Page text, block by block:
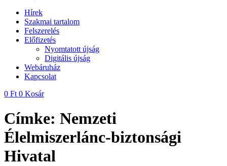
Hírek
Szakmai tartalom
Felszerelés
Előfizetés
Nyomtatott újság
Digitális újság
Webáruház
Kapcsolat
0 Ft 0 Kosár
Címke: Nemzeti
Élelmiszerlánc-biztonsági
Hivatal